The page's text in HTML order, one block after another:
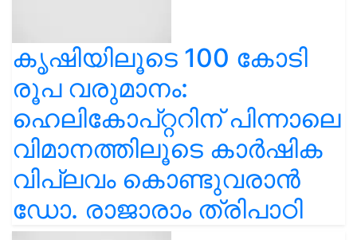
കൃഷിയിലൂടെ 100 കോടി
രൂപ വരുമാനം:
ഹെലികോപ്റ്ററിന് പിന്നാലെ
വിമാനത്തിലൂടെ കാർഷിക
വിപ്ലവം കൊണ്ടുവരാൻ
ഡോ. രാജാരാം ത്രിപാഠി